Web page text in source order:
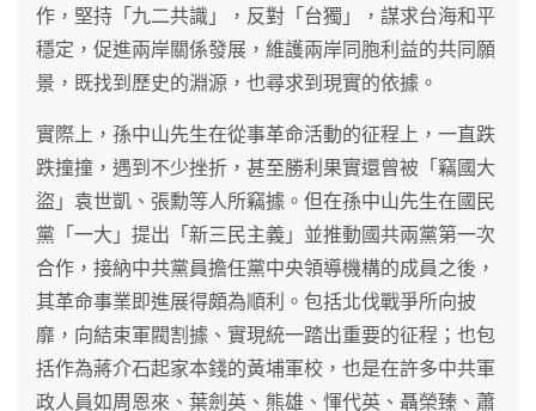
作，堅持「九二共識」，反對「台獨」，謀求台海和平
穩定，促進兩岸關係發展，維護兩岸同胞利益的共同願
景，既找到歷史的淵源，也尋求到現實的依據。
實際上，孫中山先生在從事革命活動的征程上，一直跌
跌撞撞，遇到不少挫折，甚至勝利果實還曾被「竊國大
盜」袁世凱、張勳等人所竊據。但在孫中山先生在國民
黨「一大」提出「新三民主義」並推動國共兩黨第一次
合作，接納中共黨員擔任黨中央領導機構的成員之後，
其革命事業即進展得頗為順利。包括北伐戰爭所向披
靡，向結束軍閥割據、實現統一踏出重要的征程；也包
括作為蔣介石起家本錢的黃埔軍校，也是在許多中共軍
政人員如周恩來、葉劍英、熊雄、惲代英、聶榮臻、蕭